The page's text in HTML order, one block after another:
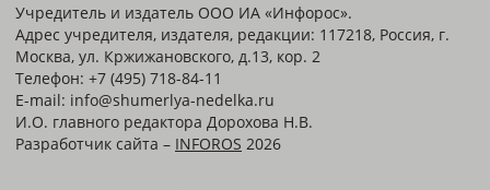
Учредитель и издатель ООО ИА «Инфорос».
Адрес учредителя, издателя, редакции: 117218, Россия, г.
Москва, ул. Кржижановского, д.13, кор. 2
Телефон: +7 (495) 718-84-11
E-mail: info@shumerlya-nedelka.ru
И.О. главного редактора Дорохова Н.В.
Разработчик сайта – INFOROS 2026